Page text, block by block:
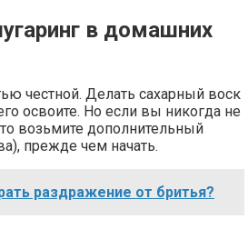
в домашних
честной. Делать сахарный воск
освоите. Но если вы никогда не
возьмите дополнительный
прежде чем начать.
раздражение от бритья?